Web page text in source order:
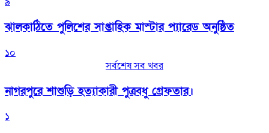
‎ঝালকাঠিতে পুলিশের সাপ্তাহিক মাস্টার প্যারেড অনুষ্ঠিত
১০
সর্বশেষ সব খবর
নাগরপুরে শাশুড়ি হত্যাকারী পুত্রবধু গ্রেফতার।
১